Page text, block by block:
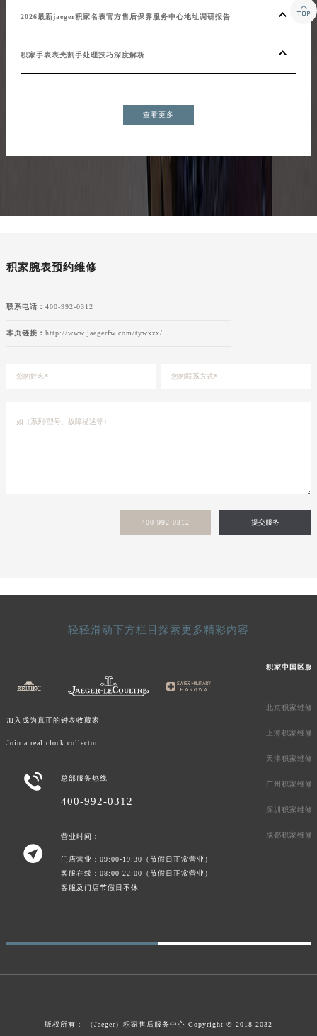
2026最新jaeger积家名表官方售后保养服务中心地址调研报告
积家手表表壳割手处理技巧深度解析
查看更多
积家腕表预约维修
联系电话： 400-992-0312
本页链接： http://www.jaegerfw.com/tywxzx/
400-992-0312 提交服务
轻轻滑动下方栏目探索更多精彩内容
加入成为真正的钟表收藏家
Join a real clock collector.
 总部服务热线
400-992-0312

营业时间：
门店营业：09:00-19:30（节假日正常营业）
客服在线：08:00-22:00（节假日正常营业）
客服及门店节假日不休
积家中国区服
北京积家维修
上海积家维修
天津积家维修
广州积家维修
深圳积家维修
成都积家维修
版权所有： （Jaeger） 积家售后服务中心 Copyright © 2018-2032
